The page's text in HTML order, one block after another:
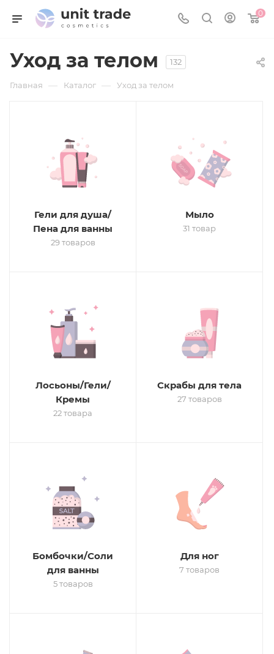
0
Уход за телом 132
Главная — Каталог — Уход за телом
Гели для душа/
Пена для ванны
29 товаров
Мыло
31 товар
Лосьоны/Гели/
Кремы
22 товара
Скрабы для тела
27 товаров
Бомбочки/Соли
для ванны
5 товаров
Для ног
7 товаров